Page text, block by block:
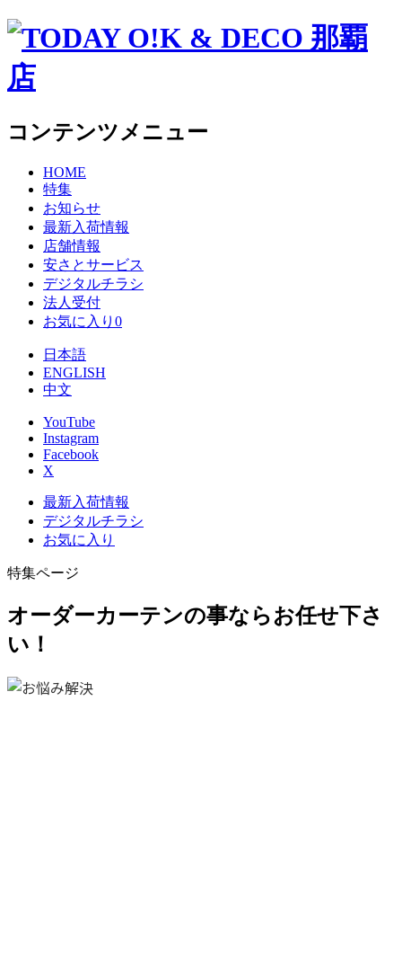
コンテンツメニュー
HOME
特集
お知らせ
最新入荷情報
店舗情報
安さとサービス
デジタルチラシ
法人受付
お気に入り 0
日本語
ENGLISH
中文
YouTube
Instagram
Facebook
X
最新入荷情報
デジタルチラシ
お気に入り
特集ページ
オーダーカーテンの事ならお任せ下さ
い！